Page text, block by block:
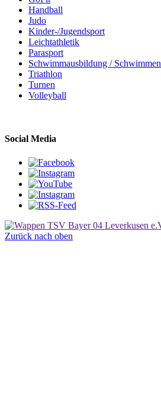
Handball
Judo
Kinder-/Jugendsport
Leichtathletik
Parasport
Schwimmausbildung / Schwimmen
Triathlon
Turnen
Volleyball
Social Media
Zurück nach oben